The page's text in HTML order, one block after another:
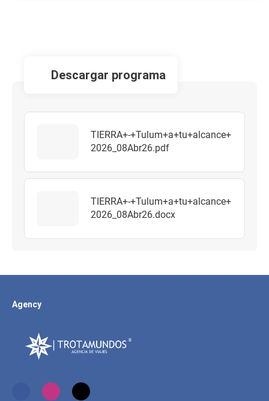
descargar programa
TIERRA+-+Tulum+a+tu+alcance+
2026_08Abr26.pdf
TIERRA+-+Tulum+a+tu+alcance+
2026_08Abr26.docx
Agency